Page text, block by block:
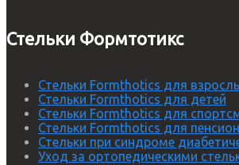
Стельки Формтотикс
Стельки Formthotics для
Стельки Formthotics для детей
Стельки Formthotics для
Стельки Formthotics для
Стельки при синдроме
Уход за ортопедическими